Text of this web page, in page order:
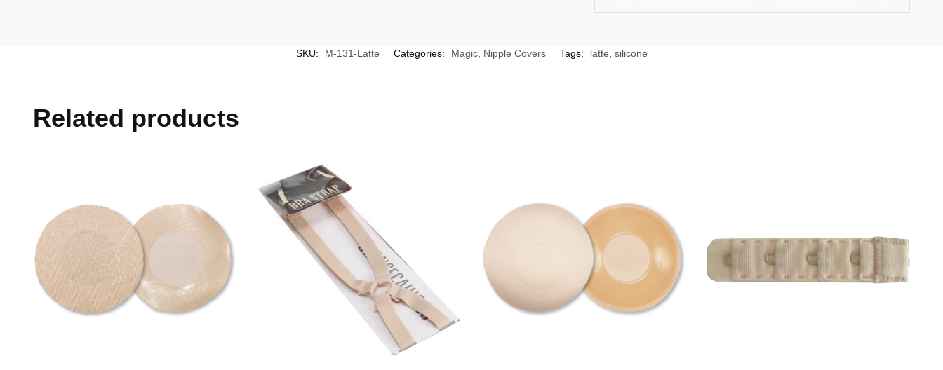
SKU: M-131-Latte Categories: Magic, Nipple Covers Tags: latte silicone
Related products